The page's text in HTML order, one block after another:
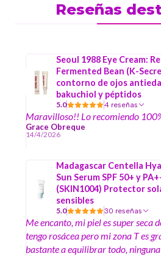
Reseñas
Seoul 1988 Eye Cream:
Fermented Bean (K-
contorno de ojos
bakuchiol y péptidos
5.0 4 reseñas
Maravilloso!! Lo recomiendo
Grace Obreque
14/4/2026
Madagascar Centella
Sun Serum SPF 50+ y
(SKIN1004) Protector
sensibles
5.0 30 reseñas
Me encanto, mi piel es super seca
tengo rosácea pero mi zona T es
bastante a equilibrar todo, ninguna